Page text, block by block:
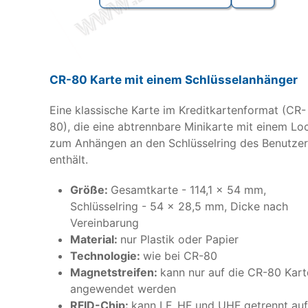
CR-80 Karte mit einem Schlüsselanhänger
Eine klassische Karte im Kreditkartenformat (CR-
80), die eine abtrennbare Minikarte mit einem
zum Anhängen an den Schlüsselring des
enthält.
Größe: Gesamtkarte - 114,1 x 54 mm,
Schlüsselring - 54 x 28,5 mm, Dicke nach
Vereinbarung
Material: nur Plastik oder Papier
Technologie: wie bei CR-80
Magnetstreifen: kann nur auf die CR-80
angewendet werden
RFID-Chip: kann LF, HF und UHF getrennt auf